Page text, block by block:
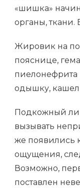
«шишка»
органы, ткани.
Жировик на
пояснице,
пиелонефрита
одышку,
Подкожный
вызывать
же появились
ощущения,
Возможно,
поставлен